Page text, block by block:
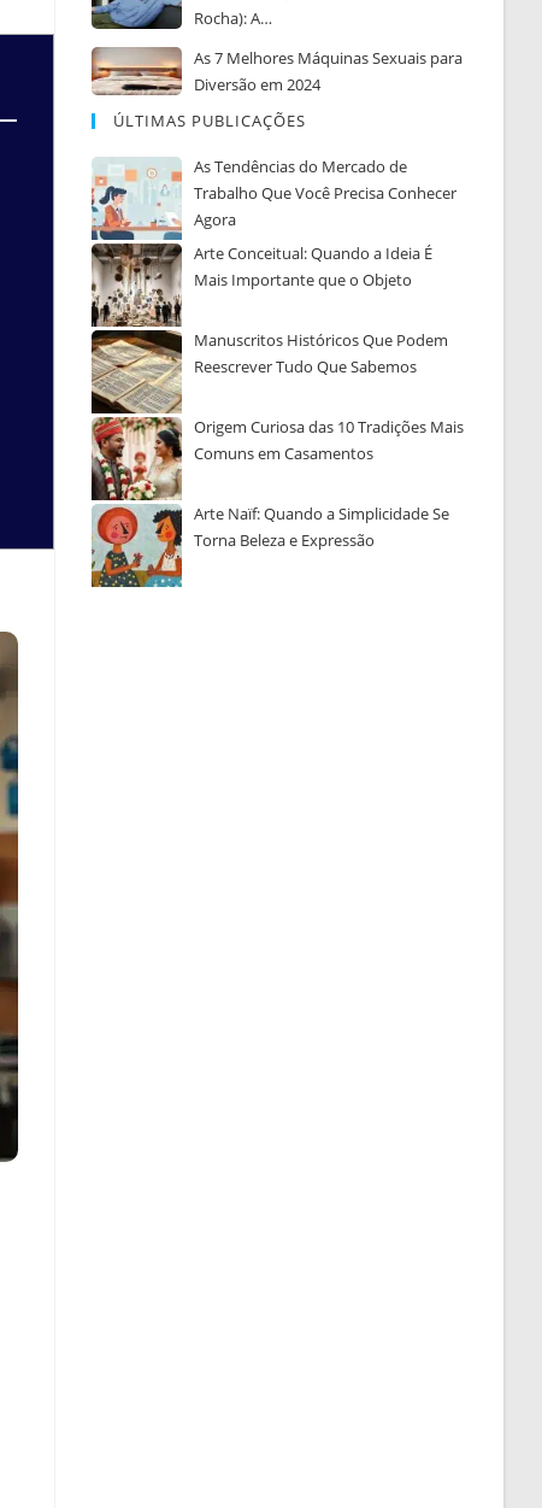
Rocha): A…
As 7 Melhores Máquinas Sexuais para
Diversão em 2024
ÚLTIMAS PUBLICAÇÕES
As Tendências do Mercado de
Trabalho Que Você Precisa Conhecer
Agora
Arte Conceitual: Quando a Ideia É
Mais Importante que o Objeto
Manuscritos Históricos Que Podem
Reescrever Tudo Que Sabemos
Origem Curiosa das 10 Tradições Mais
Comuns em Casamentos
Arte Naïf: Quando a Simplicidade Se
Torna Beleza e Expressão